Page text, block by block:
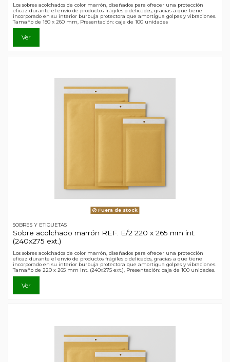
Los sobres acolchados de color marrón, diseñados para ofrecer una protección
eficaz durante el envío de productos frágiles o delicados, gracias a que tiene
incorporado en su interior burbuja protectora que amortigua golpes y vibraciones.
Tamaño de 180 x 260 mm, Presentación: caja de 100 unidades
Ver
Fuera de stock
SOBRES Y ETIQUETAS
Sobre acolchado marrón REF. E/2 220 x 265 mm int.
(240x275 ext.)
Los sobres acolchados de color marrón, diseñados para ofrecer una protección
eficaz durante el envío de productos frágiles o delicados, gracias a que tiene
incorporado en su interior burbuja protectora que amortigua golpes y vibraciones.
Tamaño de 220 x 265 mm int. (240x275 ext.), Presentación: caja de 100 unidades.
Ver